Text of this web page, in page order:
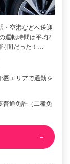
・空港などへ送迎
運転時間は平均2
時間だった！…
エリアで通勤を
普通免許（二種免